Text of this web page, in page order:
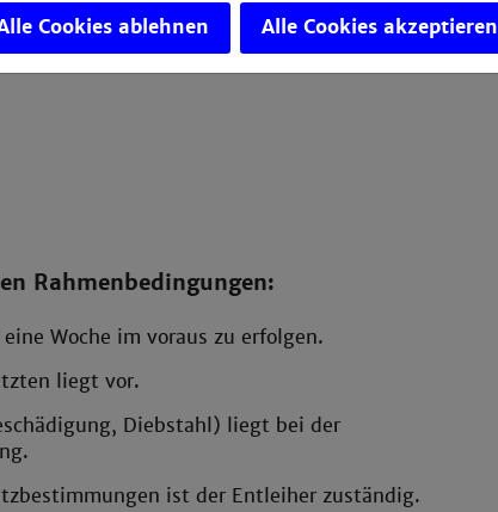
Zubehör verliehen:
Rahmenbedingungen:
Woche im voraus zu erfolgen.
liegt vor.
Diebstahl) liegt bei der
ist der Entleiher zuständig.
Cookies ablehnen Alle Cookies akzeptieren